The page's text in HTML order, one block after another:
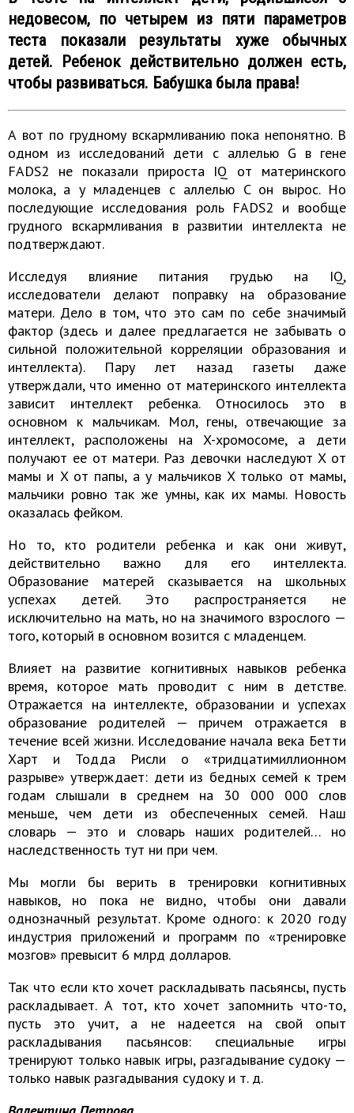
недовесом, по четырем из пяти параметров
теста показали результаты хуже обычных
детей. Ребенок действительно должен есть,
чтобы развиваться. Бабушка была права!
А вот по грудному вскармливанию пока непонятно. В
одном из исследований дети с аллелью G в гене
FADS2 не показали прироста IQ от материнского
молока, а у младенцев с аллелью C он вырос. Но
последующие исследования роль FADS2 и вообще
грудного вскармливания в развитии интеллекта не
подтверждают.
Исследуя влияние питания грудью на IQ,
исследователи делают поправку на образование
матери. Дело в том, что это сам по себе значимый
фактор (здесь и далее предлагается не забывать о
сильной положительной корреляции образования и
интеллекта). Пару лет назад газеты даже
утверждали, что именно от материнского интеллекта
зависит интеллект ребенка. Относилось это в
основном к мальчикам. Мол, гены, отвечающие за
интеллект, расположены на X-хромосоме, а дети
получают ее от матери. Раз девочки наследуют X от
мамы и X от папы, а у мальчиков X только от мамы,
мальчики ровно так же умны, как их мамы. Новость
оказалась фейком.
Но то, кто родители ребенка и как они живут,
действительно важно для его интеллекта.
Образование матерей сказывается на школьных
успехах детей. Это распространяется не
исключительно на мать, но на значимого взрослого —
того, который в основном возится с младенцем.
Влияет на развитие когнитивных навыков ребенка
время, которое мать проводит с ним в детстве.
Отражается на интеллекте, образовании и успехах
образование родителей — причем отражается в
течение всей жизни. Исследование начала века Бетти
Харт и Тодда Рисли о «тридцатимиллионном
разрыве» утверждает: дети из бедных семей к трем
годам слышали в среднем на 30 000 000 слов
меньше, чем дети из обеспеченных семей. Наш
словарь — это и словарь наших родителей… но
наследственность тут ни при чем.
Мы могли бы верить в тренировки когнитивных
навыков, но пока не видно, чтобы они давали
однозначный результат. Кроме одного: к 2020 году
индустрия приложений и программ по «тренировке
мозгов» превысит 6 млрд долларов.
Так что если кто хочет раскладывать пасьянсы, пусть
раскладывает. А тот, кто хочет запомнить что-то,
пусть это учит, а не надеется на свой опыт
раскладывания пасьянсов: специальные игры
тренируют только навык игры, разгадывание судоку —
только навык разгадывания судоку и т. д.